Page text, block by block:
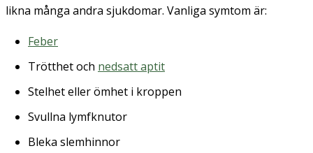
likna många andra sjukdomar. Vanliga symtom är:
Feber
Trötthet och nedsatt aptit
Stelhet eller ömhet i kroppen
Svullna lymfknutor
Bleka slemhinnor